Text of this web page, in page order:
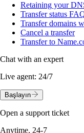
Retaining your
Transfer status
Transfer domains
Cancel a transfer
Transfer to
Chat with an expert
Live agent: 24/7
Başlayın
Open a support ticket
Anytime, 24-7